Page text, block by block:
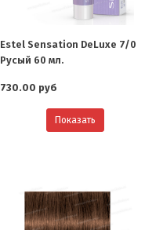
Estel Sensation DeLuxe 7/0
Русый 60 мл.
730.00 руб
Показать